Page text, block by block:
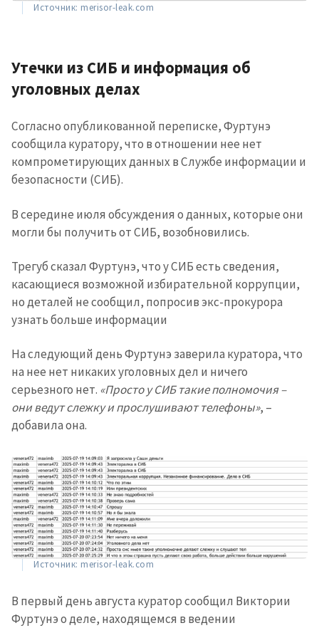
Источник: merisor-leak.com
Утечки из СИБ и информация об
уголовных делах
Согласно опубликованной переписке, Фуртунэ
сообщила куратору, что в отношении нее нет
компрометирующих данных в Службе информации и
безопасности (СИБ).
В середине июля обсуждения о данных, которые они
могли бы получить от СИБ, возобновились.
Трегуб сказал Фуртунэ, что у СИБ есть сведения,
касающиеся возможной избирательной коррупции,
но деталей не сообщил, попросив экс-прокурора
узнать больше информации
На следующий день Фуртунэ заверила куратора, что
на нее нет никаких уголовных дел и ничего
серьезного нет. «Просто у СИБ такие полномочия –
они ведут слежку и прослушивают телефоны», –
добавила она.
Источник: merisor-leak.com
В первый день августа куратор сообщил Виктории
Фуртунэ о деле, находящемся в ведении